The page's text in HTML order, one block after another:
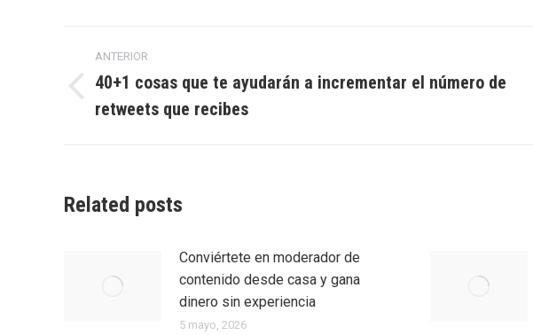
Navegación
entre
entradas
ANTERIOR
anterior:
40+1 cosas que te ayudarán a incrementar el número de
retweets que recibes
Related posts
Conviértete en moderador de
contenido desde casa y gana
dinero sin experiencia
5 mayo, 2026